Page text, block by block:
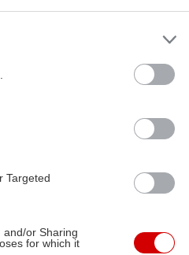
Targeted
and/or Sharing
for which it